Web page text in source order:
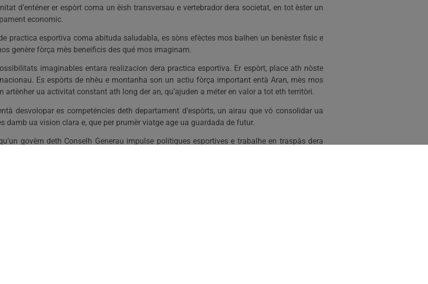
d’enténer er espòrt coma un èish transversau e vertebrador dera societat, en tot èster un
economic.
practica esportiva coma abituda saludabla, es sòns efèctes mos balhen un benèster fisic e
genère fòrça mès beneificis des qué mos imaginam.
imaginables entara realizacion dera practica esportiva. Er espòrt, place ath nòste
Es espòrts de nhèu e montanha son un actiu fòrça important entà Aran, mès mos
ua activitat constant ath long der an, qu’ajuden a méter en valor a tot eth territòri.
desvolopar es competéncies deth departament d’espòrts, un airau que vò consolidar ua
ua vision clara e, que per prumèr viatge age ua guardada de futur.
govèrn deth Conselh Generau impulse politiques esportives e trabalhe en traspàs dera